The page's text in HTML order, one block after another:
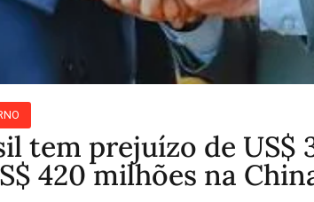
tem prejuízo de US$
420 milhões na